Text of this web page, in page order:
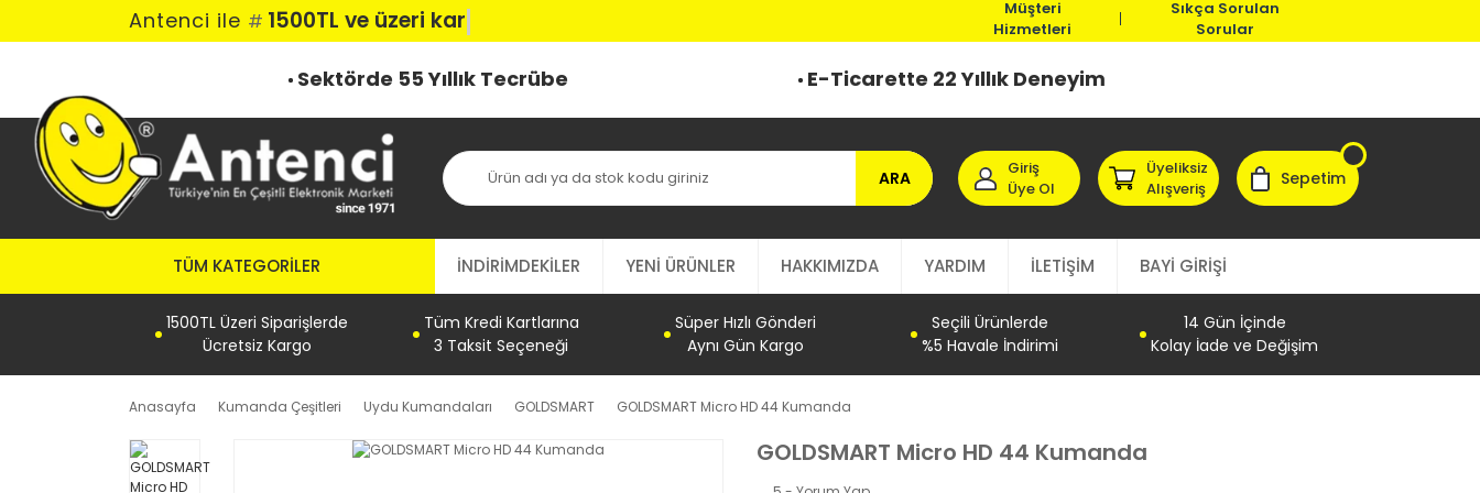
Antenci ile # 1500TL ve üzeri kargo
Müşteri
Hizmetleri
Sıkça Sorulan
Sorular
Sektörde 55 Yıllık Tecrübe E-Ticarette 22 Yıllık Deneyim
ARA
Giriş
Üye Ol
Üyeliksiz
Alışveriş
Sepetim
TÜM KATEGORILER İNDİRİMDEKİLER YENİ ÜRÜNLER HAKKIMIZDA YARDIM İLETİŞİM BAYİ GİRİŞİ
1500TL Üzeri Siparişlerde
Ücretsiz Kargo
Tüm Kredi Kartlarına
3 Taksit Seçeneği
Süper Hızlı Gönderi
Aynı Gün Kargo
Seçili Ürünlerde
%5 Havale İndirimi
14 Gün İçinde
Kolay İade ve Değişim
Anasayfa Kumanda Çeşitleri Uydu Kumandaları GOLDSMART GOLDSMART Micro HD 44 Kumanda
GOLDSMART Micro HD 44 Kumanda